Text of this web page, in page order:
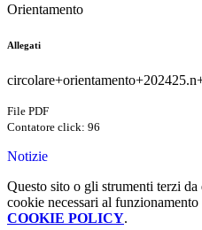
Orientamento
Allegati
File PDF
Contatore click: 96
Notizie
Questo sito o gli strumenti terzi
cookie necessari al
COOKIE POLICY.